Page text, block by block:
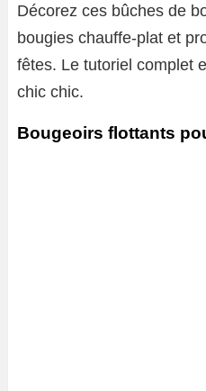
Décorez ces bûches de
bougies chauffe-plat et
fêtes. Le tutoriel complet
chic chic.
Bougeoirs flottants